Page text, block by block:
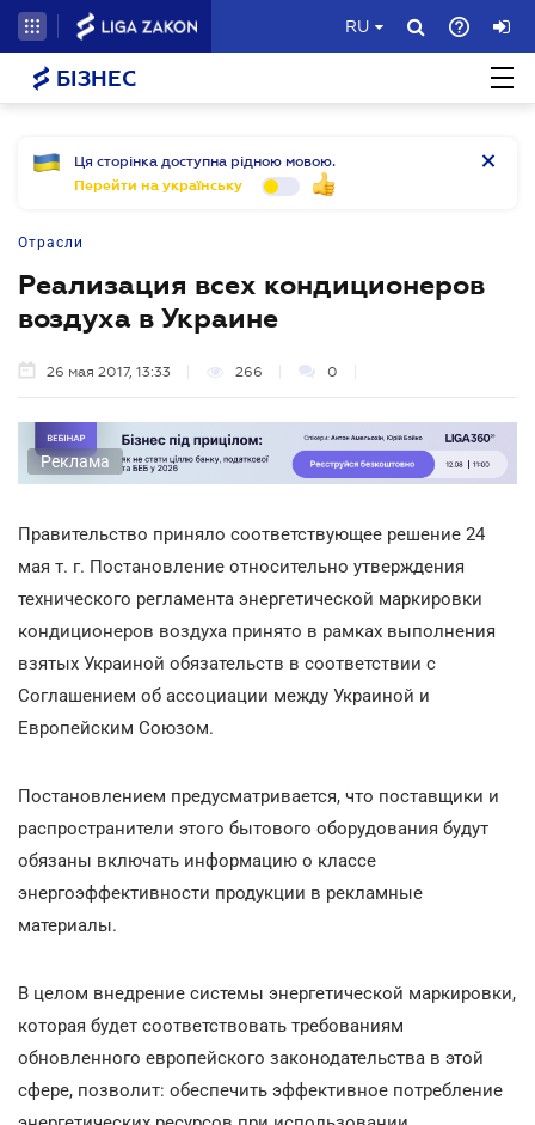
RU
БІЗНЕС
Ця сторінка доступна рідною мовою.
Перейти на українську
Отрасли
Реализация всех кондиционеров
воздуха в Украине
26 мая 2017, 13:33 266 0
Реклама
Правительство приняло соответствующее решение 24
мая т. г. Постановление относительно утверждения
технического регламента энергетической маркировки
кондиционеров воздуха принято в рамках выполнения
взятых Украиной обязательств в соответствии с
Соглашением об ассоциации между Украиной и
Европейским Союзом.
Постановлением предусматривается, что поставщики и
распространители этого бытового оборудования будут
обязаны включать информацию о классе
энергоэффективности продукции в рекламные
материалы.
В целом внедрение системы энергетической маркировки,
которая будет соответствовать требованиям
обновленного европейского законодательства в этой
сфере, позволит: обеспечить эффективное потребление